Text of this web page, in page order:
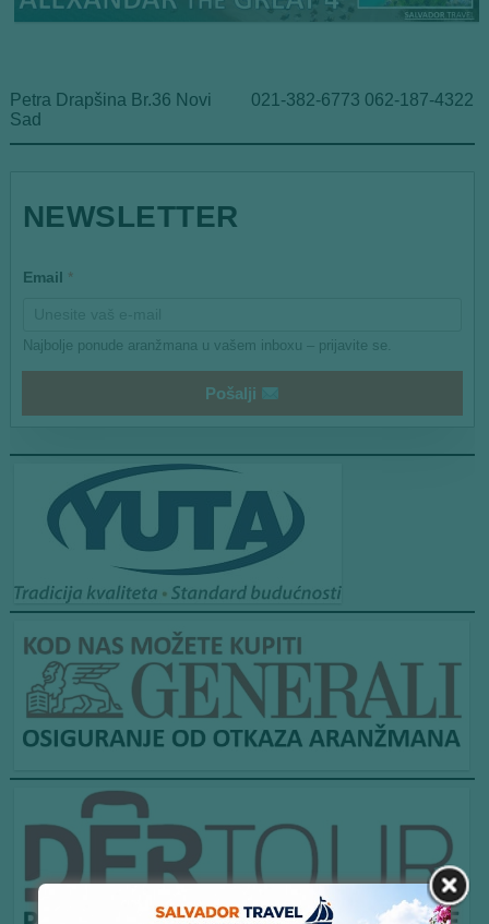
Petra Drapšina Br.36 Novi
Sad
021-382-6773 062-187-4322
NEWSLETTER
m
*
Email *
Najbolje ponude aranžmana u vašem inboxu – prijavite se.
Pošalji